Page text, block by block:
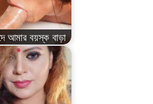
আমার বয়স্ক বাড়া